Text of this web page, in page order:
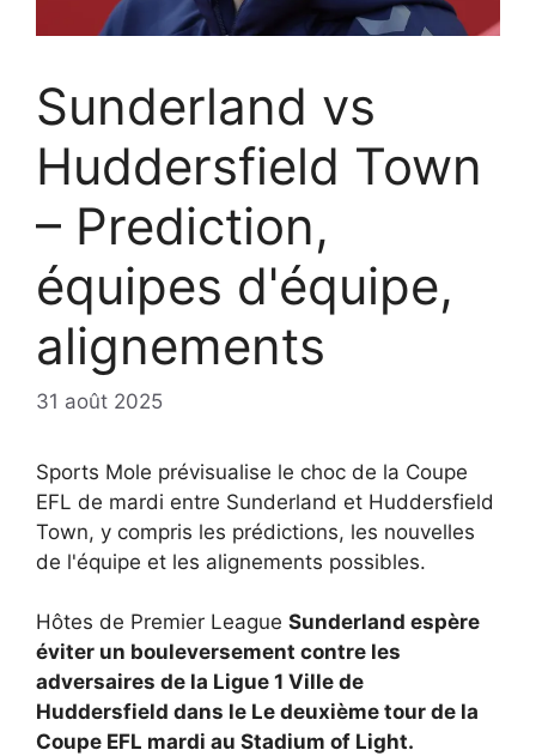
Sunderland vs
Huddersfield Town
– Prediction,
équipes d'équipe,
alignements
31 août 2025
Sports Mole prévisualise le choc de la Coupe
EFL de mardi entre Sunderland et Huddersfield
Town, y compris les prédictions, les nouvelles
de l'équipe et les alignements possibles.
Hôtes de Premier League Sunderland espère
éviter un bouleversement contre les
adversaires de la Ligue 1 Ville de
Huddersfield dans le Le deuxième tour de la
Coupe EFL mardi au Stadium of Light.